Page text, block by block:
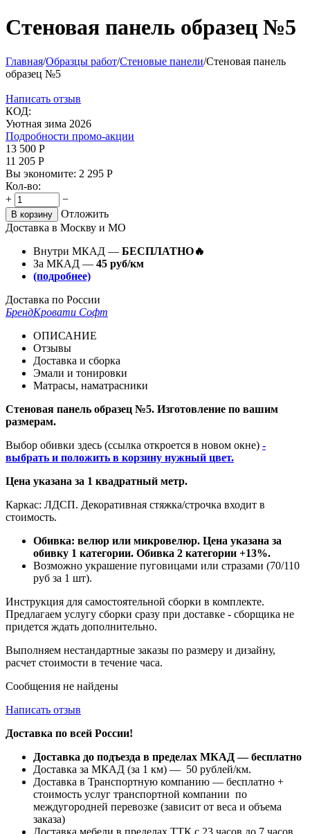
Стеновая панель образец №5
Главная/Образцы работ/Стеновые панели/Стеновая панель
образец №5
Написать отзыв
КОД:
Уютная зима 2026
Подробности промо-акции
13 500 Р
11 205 Р
Вы экономите: 2 295 Р
Кол-во:
+
−
В корзину
Отложить
Доставка в Москву и МО
Внутри МКАД — БЕСПЛАТНО🔥
За МКАД — 45 руб/км
(подробнее)
Доставка по России
БрендКровати Софт
ОПИСАНИЕ
Отзывы
Доставка и сборка
Эмали и тонировки
Матрасы, наматрасники
Стеновая панель образец №5. Изготовление по вашим
размерам.
Выбор обивки здесь (ссылка откроется в новом окне) -
выбрать и положить в корзину нужный цвет.
Цена указана за 1 квадратный метр.
Каркас: ЛДСП. Декоративная стяжка/строчка входит в
стоимость.
Обивка: велюр или микровелюр. Цена указана за
обивку 1 категории. Обивка 2 категории +13%.
Возможно украшение пуговицами или стразами (70/110
руб за 1 шт).
Инструкция для самостоятельной сборки в комплекте.
Предлагаем услугу сборки сразу при доставке - сборщика не
придется ждать дополнительно.
Выполняем нестандартные заказы по размеру и дизайну,
расчет стоимости в течение часа.
Сообщения не найдены
Написать отзыв
Доставка по всей России!
Доставка до подъезда в пределах МКАД — бесплатно
Доставка за МКАД (за 1 км) — 50 рублей/км.
Доставка в Транспортную компанию — бесплатно +
стоимость услуг транспортной компании по
междугородней перевозке (зависит от веса и объема
заказа)
Доставка мебели в пределах ТТК с 23 часов до 7 часов